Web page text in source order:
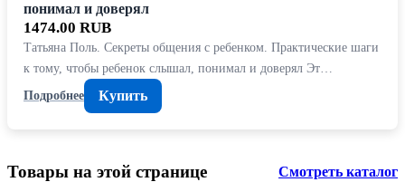
понимал и доверял
1474.00 RUB
Татьяна Поль. Секреты общения с ребенком. Практические шаги
к тому, чтобы ребенок слышал, понимал и доверял Эт…
Подробнее
Купить
Товары на этой странице Смотреть каталог